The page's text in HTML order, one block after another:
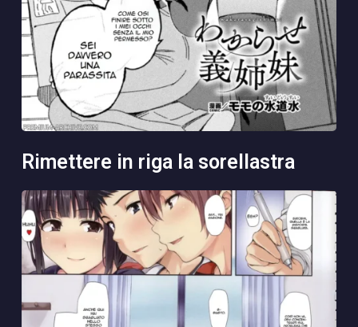
rimettere in riga la sorellastra